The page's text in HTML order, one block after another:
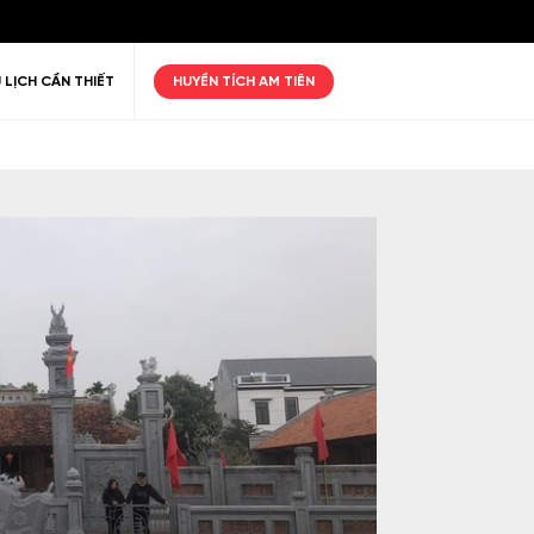
CẦN THIẾT HUYỀN TÍCH AM TIÊN
giãn